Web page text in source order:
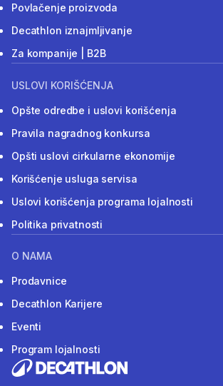
Povlačenje proizvoda
Decathlon iznajmljivanje
Za kompanije | B2B
USLOVI KORIŠĆENJA
Opšte odredbe i uslovi korišćenja
Pravila nagradnog konkursa
Opšti uslovi cirkularne ekonomije
Korišćenje usluga servisa
Uslovi korišćenja programa lojalnosti
Politika privatnosti
O NAMA
Prodavnice
Decathlon Karijere
Eventi
Program lojalnosti